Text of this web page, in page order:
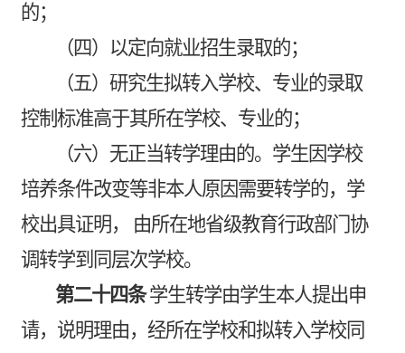
的；
（四）以定向就业招生录取的；
（五）研究生拟转入学校、专业的录取
控制标准高于其所在学校、专业的；
（六）无正当转学理由的。学生因学校
培养条件改变等非本人原因需要转学的，学
校出具证明，
由所在地省级教育行政部门协
调转学到同层次学校。
第二十四条 学生转学由学生本人提出申
请，说明理由，经所在学校和拟转入学校同